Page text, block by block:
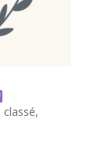
classé,